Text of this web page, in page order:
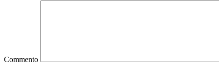
Commento